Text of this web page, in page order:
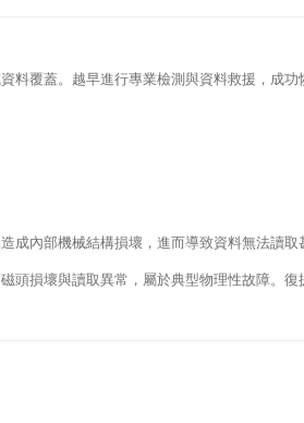
覆蓋。越早進行專業檢測與資料救援，成功
內部機械結構損壞，進而導致資料無法讀取
損壞與讀取異常，屬於典型物理性故障。